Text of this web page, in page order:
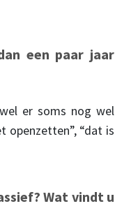
een paar jaar
er soms nog wel
openzetten”, “dat is
Wat vindt u